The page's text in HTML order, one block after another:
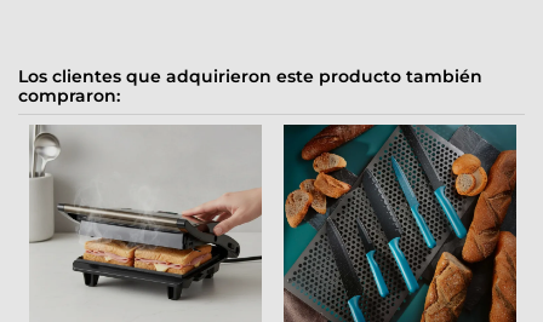
Los clientes que adquirieron este producto también
compraron: